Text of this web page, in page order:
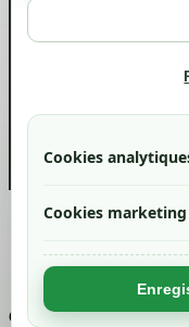
Cookies
Cookies marketing
info@green-
Chargement...